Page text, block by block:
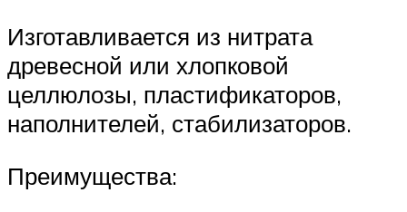
Изготавливается из нитрата
древесной или хлопковой
целлюлозы, пластификаторов,
наполнителей, стабилизаторов.
Преимущества: